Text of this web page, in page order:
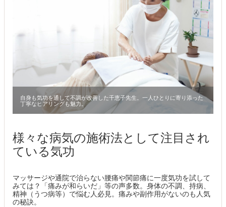
自身も気功を通して不調が改善した千恵子先生。一人ひとりに寄り添った
丁寧なヒアリングも魅力。
様々な病気の施術法として注目され
ている気功
マッサージや通院で治らない腰痛や関節痛に一度気功を試して
みては？「痛みが和らいだ」等の声多数。身体の不調、持病、
精神（うつ病等）で悩む人必見。痛みや副作用がないのも人気
の秘訣。